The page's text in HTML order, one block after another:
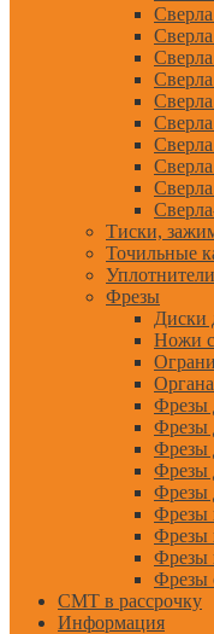
Тиски,
Точильные
Уплотнители
Фрезы
Диски
Ножи
Фрезы
Фрезы
Фрезы
Фрезы
Фрезы
Фрезы
Фрезы
Фрезы
Фрезы
CMT в рассрочку
Информация